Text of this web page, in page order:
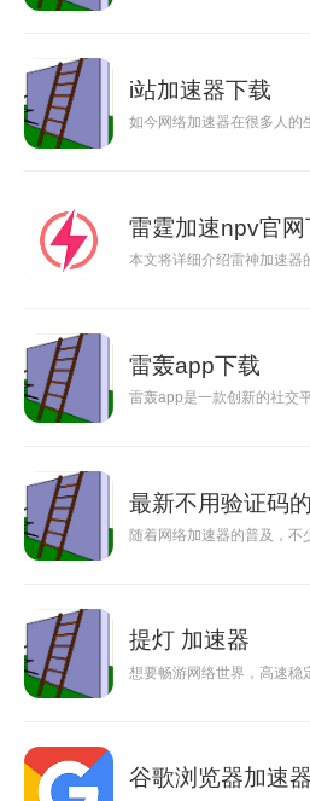
i站加速器下载
如今网络加速器在很多人的
雷霆加速npv官
本文将详细介绍雷神加速器
雷轰app下载
雷轰app是一款创新的社交
最新不用验证码
随着网络加速器的普及，
提灯 加速器
想要畅游网络世界，高速稳
谷歌浏览器加速